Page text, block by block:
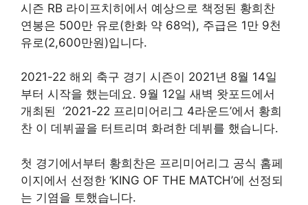
시즌 RB 라이프치히에서 예상으로 책정된 황희찬
연봉은 500만 유로(한화 약 68억), 주급은 1만 9천
유로(2,600만원)입니다.
2021-22 해외 축구 경기 시즌이 2021년 8월 14일
부터 시작을 했는데요. 9월 12일 새벽 왓포드에서
개최된 ‘2021-22 프리미어리그 4라운드’에서 황희
찬 이 데뷔골을 터트리며 화려한 데뷔를 했습니다.
첫 경기에서부터 황희찬은 프리미어리그 공식 홈페
이지에서 선정한 ‘KING OF THE MATCH’에 선정되
는 기염을 토했습니다.